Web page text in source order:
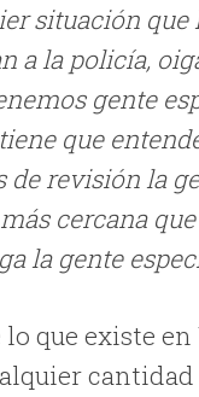
situación
a la policía,
gente
que
de revisión la
más cercana
la gente
que existe